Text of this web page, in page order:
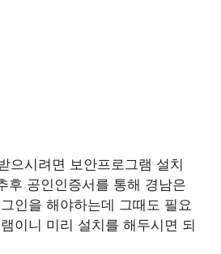
으시려면 보안프로그램 설치
후 공인인증서를 통해 경남은
인을 해야하는데 그때도 필요
이니 미리 설치를 해두시면 되